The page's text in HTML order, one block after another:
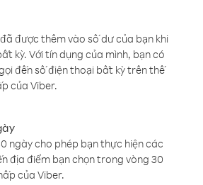
được thêm vào số dư của bạn khi
kỳ. Với tín dụng của mình, bạn có
đến số điện thoại bất kỳ trên thế
của Viber.
ngày cho phép bạn thực hiện các
địa điểm bạn chọn trong vòng 30
của Viber.